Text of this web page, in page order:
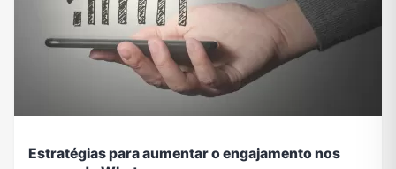
Estratégias para aumentar o engajamento nos